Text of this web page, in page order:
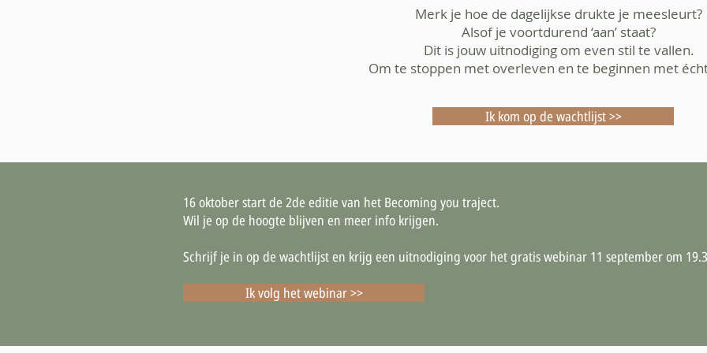
Merk je hoe de dagelijkse drukte je meesleurt?
Alsof je voortdurend ‘aan’ staat?
Dit is jouw uitnodiging om even stil te vallen.
Om te stoppen met overleven en te beginnen met
Ik kom op de wachtlijst >>
16 oktober start de 2de editie van het Becoming you traject.
Wil je op de hoogte blijven en meer info krijgen.
Schrijf je in op de wachtlijst en krijg een uitnodiging voor het gratis webinar 11 september om
Ik volg het webinar >>